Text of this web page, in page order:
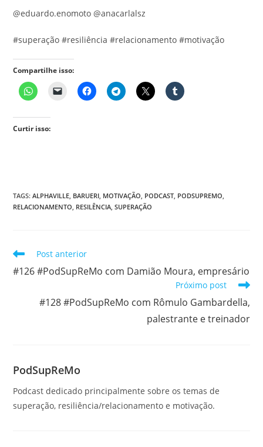
‪@eduardo.enomoto‬ ‪@anacarlalsz
#superação #resiliência #relacionamento #motivação
Compartilhe isso:
Curtir isso:
TAGS:ALPHAVILLE BARUERI MOTIVAÇÃO PODCAST PODSUPREMO
RELACIONAMENTO RESILÊNCIA SUPERAÇÃO
Leia
artigos
Post anterior
#126 #PodSupReMo com Damião Moura, empresário
Próximo post
#128 #PodSupReMo com Rômulo Gambardella,
palestrante e treinador
PodSupReMo
Podcast dedicado principalmente sobre os temas de
superação, resiliência/relacionamento e motivação.